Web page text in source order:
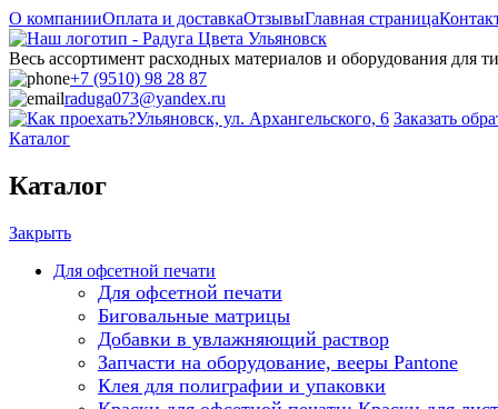
О компанииОплата и доставкаОтзывыГлавная страница
Весь ассортимент расходных материалов и оборудования для
+7 (9510) 98 28 87
raduga073@yandex.ru
Ульяновск, ул. Архангельского, 6 Заказать
Каталог
Каталог
Закрыть
Для офсетной печати
Для офсетной печати
Биговальные матрицы
Добавки в увлажняющий раствор
Запчасти на оборудование, вееры Pantone
Клея для полиграфии и упаковки